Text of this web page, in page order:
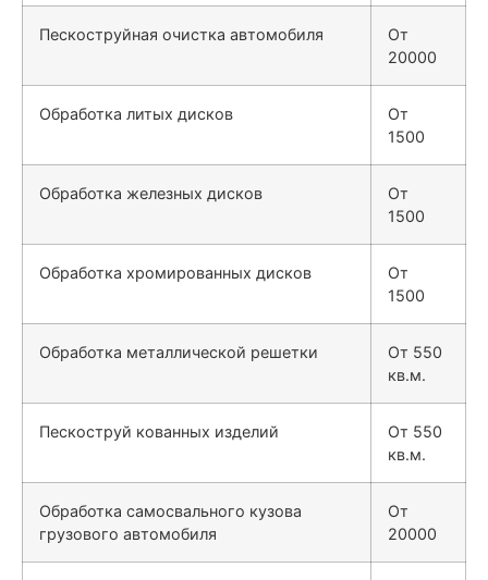
Пескоструйная очистка автомобиля
От
20000
Обработка литых дисков
От
1500
Обработка железных дисков
От
1500
Обработка хромированных дисков
От
1500
Обработка металлической решетки
От 550
кв.м.
Пескоструй кованных изделий
От 550
кв.м.
Обработка самосвального кузова
грузового автомобиля
От
20000